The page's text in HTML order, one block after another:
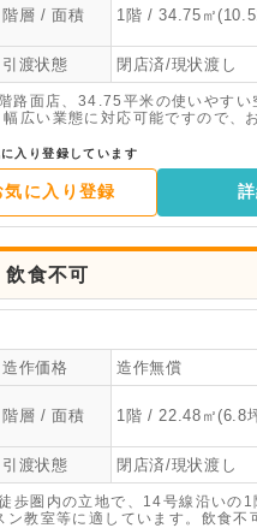
階層 / 面積 1階 / 34.75㎡
引渡状態 閉店済/現状渡し
路面店、34.75平米の使いやすい
広い業態に対応可能ですので、
入り登録しています
気に入り登録
食不可
造作価格 造作無償
階層 / 面積 1階 / 22.48㎡(6.8
引渡状態 閉店済/現状渡し
歩圏内の立地で、14号線沿いの1
教室等に適しています。飲食不